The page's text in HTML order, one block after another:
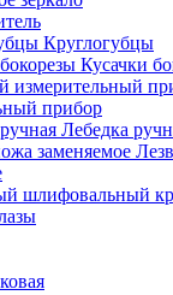
Круглогубцы
Кусачки
прибор
Лебедка
шлифовальный